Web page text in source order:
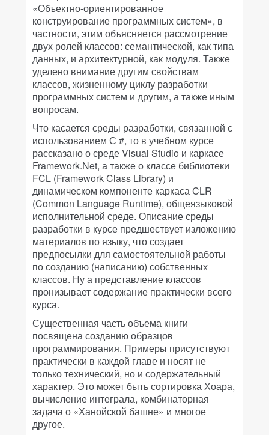
«Объектно-ориентированное
конструирование программных систем», в
частности, этим объясняется рассмотрение
двух ролей классов: семантической, как типа
данных, и архитектурной, как модуля. Также
уделено внимание другим свойствам
классов, жизненному циклу разработки
программных систем и другим, а также иным
вопросам.
Что касается среды разработки, связанной с
использованием С #, то в учебном курсе
рассказано о среде Visual Studio и каркасе
Framework.Net, а также о классе библиотеки
FCL (Framework Class Library) и
динамическом компоненте каркаса CLR
(Common Language Runtime), общеязыковой
исполнительной среде. Описание среды
разработки в курсе предшествует изложению
материалов по языку, что создает
предпосылки для самостоятельной работы
по созданию (написанию) собственных
классов. Ну а представление классов
пронизывает содержание практически всего
курса.
Существенная часть объема книги
посвящена созданию образцов
программирования. Примеры присутствуют
практически в каждой главе и носят не
только технический, но и содержательный
характер. Это может быть сортировка Хоара,
вычисление интеграла, комбинаторная
задача о «Ханойской башне» и многое
другое.